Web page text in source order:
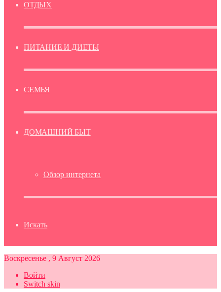
ОТДЫХ
ПИТАНИЕ И ДИЕТЫ
СЕМЬЯ
ДОМАШНИЙ БЫТ
Обзор интернета
Искать
Воскресенье , 9 Август 2026
Войти
Switch skin